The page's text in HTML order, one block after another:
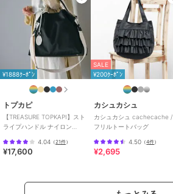
¥1888ｸｰﾎﾟﾝ
トプカピ
【TREASURE TOPKAPI】スト
ライプハンドル ナイロン
4.04 （21件）
¥17,600
SALE
¥200ｸｰﾎﾟﾝ
カシュカシュ
カシュカシュ cachecache /
フリルトートバッグ
4.50 （4件）
¥2,695